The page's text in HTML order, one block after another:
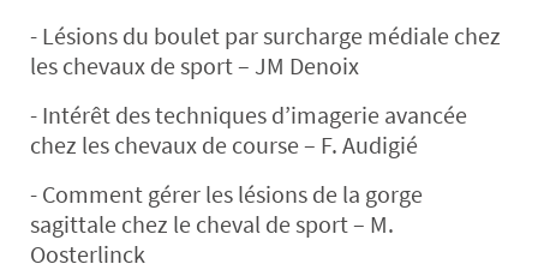
- Lésions du boulet par surcharge médiale chez
les chevaux de sport – JM Denoix
- Intérêt des techniques d’imagerie avancée
chez les chevaux de course – F. Audigié
- Comment gérer les lésions de la gorge
sagittale chez le cheval de sport – M.
Oosterlinck